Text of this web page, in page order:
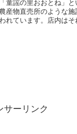
童謡の里おおとね」
産物直売所のような
れています。店内はそ
サーリンク